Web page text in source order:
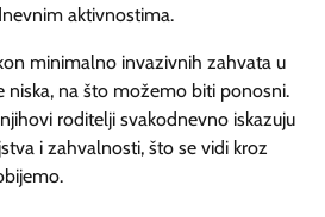
aktivnostima.
minimalno invazivnih zahvata u
niska, na što možemo biti ponosni.
roditelji svakodnevno iskazuju
i zahvalnosti, što se vidi kroz